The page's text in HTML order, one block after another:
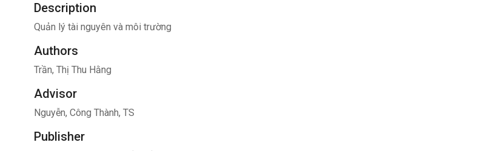
Description
Quản lý tài nguyên và môi trường
Authors
Trần, Thị Thu Hằng
Advisor
Nguyễn, Công Thành, TS
Publisher